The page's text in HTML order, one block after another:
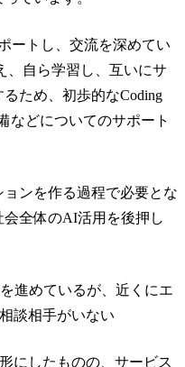
ートし、交流を深めてい
、自ら学習し、互いにサ
ため、初歩的なCoding
などについてのサポート
ンを作る過程で必要とな
全体のAI活用を後押し
進めているが、近くにエ
談相手がいない
にしたものの、サービス